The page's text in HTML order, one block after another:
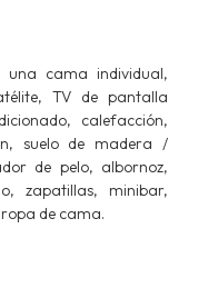
una cama individual,
TV de pantalla
calefacción,
suelo de madera /
de pelo, albornoz,
zapatillas, minibar,
de cama.